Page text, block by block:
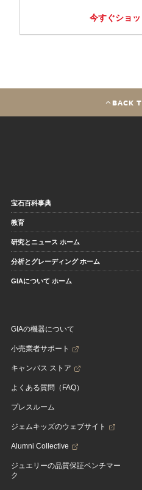
今すぐショ
BACK
宝石百科事典
教育
研究とニュース ホーム
分析とグレーディング ホーム
GIAについて ホーム
GIAの機器について
小売業者サポート
キャンパス ストア
よくある質問（FAQ）
プレスルーム
ジェムキッズのウェブサイト
Alumni Collective
ジュエリーの品質保証ベンチマー
ク